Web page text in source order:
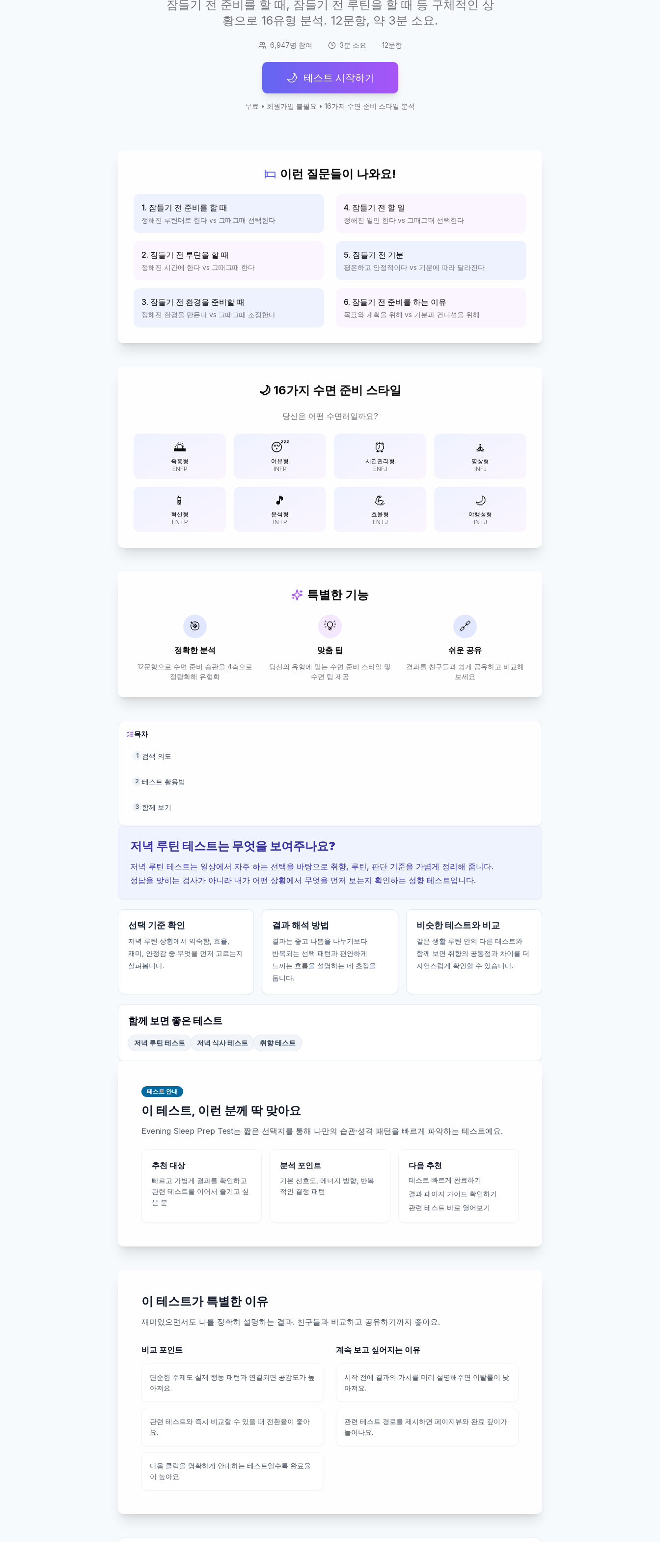
잠들기 전 준비를 할 때, 잠들기 전 루틴을 할 때 등 구체적인 상
황으로 16유형 분석. 12문항, 약 3분 소요.
6,947명 참여 3분 소요 12문항
🌙 테스트 시작하기
무료 • 회원가입 불필요 • 16가지 수면 준비 스타일 분석
이런 질문들이 나와요!
1. 잠들기 전 준비를 할 때
정해진 루틴대로 한다 vs 그때그때 선택한다
2. 잠들기 전 루틴을 할 때
정해진 시간에 한다 vs 그때그때 한다
3. 잠들기 전 환경을 준비할 때
정해진 환경을 만든다 vs 그때그때 조정한다
4. 잠들기 전 할 일
정해진 일만 한다 vs 그때그때 선택한다
5. 잠들기 전 기분
평온하고 안정적이다 vs 기분에 따라 달라진다
6. 잠들기 전 준비를 하는 이유
목표와 계획을 위해 vs 기분과 컨디션을 위해
🌙 16가지 수면 준비 스타일
당신은 어떤 수면러일까요?
🌅
즉흥형
ENFP
😴
여유형
INFP
⏰
시간관리형
ENFJ
🧘
명상형
INFJ
📱
혁신형
ENTP
🎵
분석형
INTP
💪
효율형
ENTJ
🌙
야행성형
INTJ
특별한 기능
🎯
정확한 분석
12문항으로 수면 준비 습관을 4축으로
정량화해 유형화
💡
맞춤 팁
당신의 유형에 맞는 수면 준비 스타일 및
수면 팁 제공
🔗
쉬운 공유
결과를 친구들과 쉽게 공유하고 비교해
보세요
목차
1 검색 의도
2 테스트 활용법
3 함께 보기
저녁 루틴 테스트는 무엇을 보여주나요?
저녁 루틴 테스트는 일상에서 자주 하는 선택을 바탕으로 취향, 루틴, 판단 기준을 가볍게 정리해 줍니다.
정답을 맞히는 검사가 아니라 내가 어떤 상황에서 무엇을 먼저 보는지 확인하는 성향 테스트입니다.
선택 기준 확인
저녁 루틴 상황에서 익숙함, 효율,
재미, 안정감 중 무엇을 먼저 고르는지
살펴봅니다.
결과 해석 방법
결과는 좋고 나쁨을 나누기보다
반복되는 선택 패턴과 편안하게
느끼는 흐름을 설명하는 데 초점을
둡니다.
비슷한 테스트와 비교
같은 생활 루틴 안의 다른 테스트와
함께 보면 취향의 공통점과 차이를 더
자연스럽게 확인할 수 있습니다.
함께 보면 좋은 테스트
저녁 루틴 테스트 저녁 식사 테스트 취향 테스트
테스트 안내
이 테스트, 이런 분께 딱 맞아요
Evening Sleep Prep Test는 짧은 선택지를 통해 나만의 습관·성격 패턴을 빠르게 파악하는 테스트예요.
추천 대상
빠르고 가볍게 결과를 확인하고
관련 테스트를 이어서 즐기고 싶
은 분
분석 포인트
기본 선호도, 에너지 방향, 반복
적인 결정 패턴
다음 추천
테스트 빠르게 완료하기
결과 페이지 가이드 확인하기
관련 테스트 바로 열어보기
이 테스트가 특별한 이유
재미있으면서도 나를 정확히 설명하는 결과. 친구들과 비교하고 공유하기까지 좋아요.
비교 포인트
단순한 주제도 실제 행동 패턴과 연결되면 공감도가 높
아져요.
관련 테스트와 즉시 비교할 수 있을 때 전환율이 좋아
요.
다음 클릭을 명확하게 안내하는 테스트일수록 완료율
이 높아요.
계속 보고 싶어지는 이유
시작 전에 결과의 가치를 미리 설명해주면 이탈률이 낮
아져요.
관련 테스트 경로를 제시하면 페이지뷰와 완료 깊이가
늘어나요.